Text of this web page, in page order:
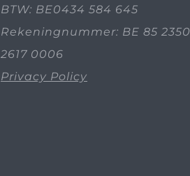
BTW: BE0434 584 645
Rekeningnummer: BE 85 2350
2617 0006
Privacy Policy